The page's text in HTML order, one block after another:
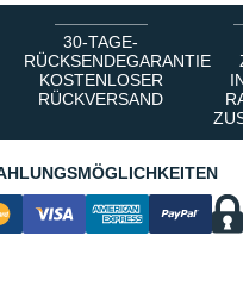
30-TAGE-
RÜCKSENDEGARANTIE
KOSTENLOSER
RÜCKVERSAND